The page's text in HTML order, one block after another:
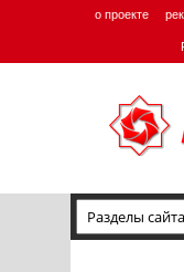
о проекте